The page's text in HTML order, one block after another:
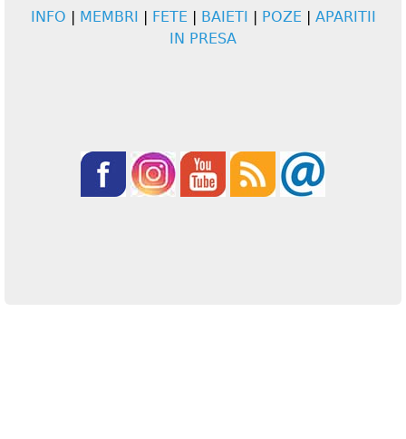
INFO | MEMBRI | FETE | BAIETI | POZE | APARITII
IN PRESA